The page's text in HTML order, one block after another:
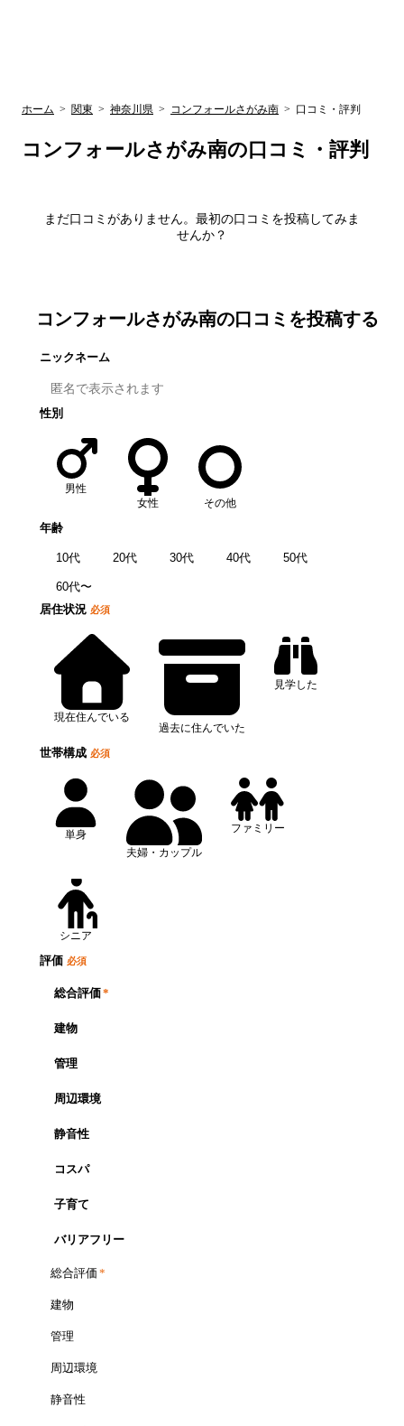
ホーム > 関東 > 神奈川県 > コンフォールさがみ南 > 口コミ・評判
コンフォールさがみ南の口コミ・評判
まだ口コミがありません。最初の口コミを投稿してみま
せんか？
コンフォールさがみ南の口コミを投稿する
ニックネーム
性別
男性
女性
その他
年齢
10代 20代 30代 40代 50代
60代〜
居住状況 必須
現在住んでいる
過去に住んでいた
見学した
世帯構成 必須
単身
夫婦・カップル
ファミリー
シニア
評価 必須
総合評価*
建物
管理
周辺環境
静音性
コスパ
子育て
バリアフリー
総合評価 *
建物
管理
周辺環境
静音性